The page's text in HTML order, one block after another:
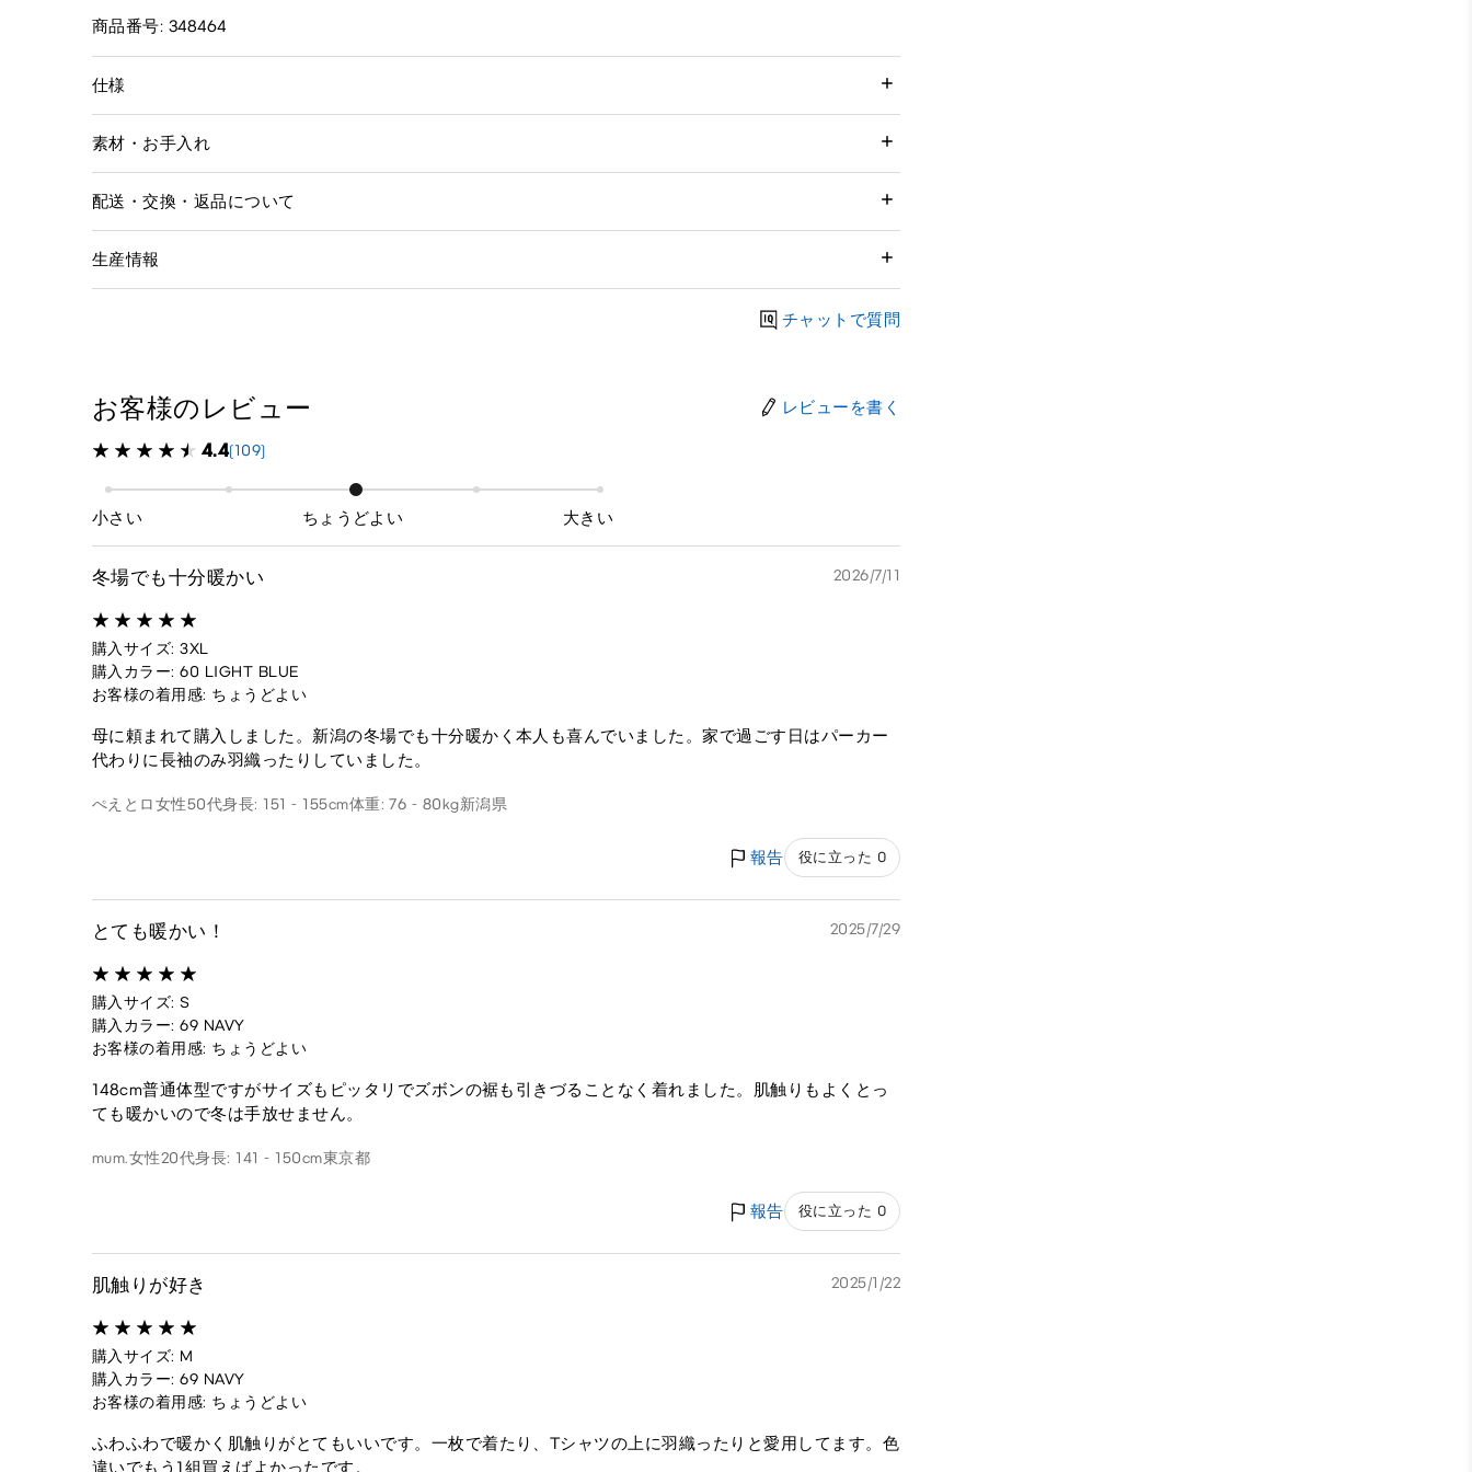
商品番号: 348464
仕様
素材・お手入れ
配送・交換・返品について
生産情報
チャットで質問
お客様のレビュー レビューを書く
4.4(109)
小さい ちょうどよい 大きい
冬場でも十分暖かい 2026/7/11
購入サイズ: 3XL
購入カラー: 60 LIGHT BLUE
お客様の着用感: ちょうどよい
母に頼まれて購入しました。新潟の冬場でも十分暖かく本人も喜んでいました。家で過ごす日はパーカー
代わりに長袖のみ羽織ったりしていました。
ぺえとロ女性50代身長: 151 - 155cm体重: 76 - 80kg新潟県
報告 役に立った 0
とても暖かい！ 2025/7/29
購入サイズ: S
購入カラー: 69 NAVY
お客様の着用感: ちょうどよい
148cm普通体型ですがサイズもピッタリでズボンの裾も引きづることなく着れました。肌触りもよくとっ
ても暖かいので冬は手放せません。
mum.女性20代身長: 141 - 150cm東京都
報告 役に立った 0
肌触りが好き 2025/1/22
購入サイズ: M
購入カラー: 69 NAVY
お客様の着用感: ちょうどよい
ふわふわで暖かく肌触りがとてもいいです。一枚で着たり、Tシャツの上に羽織ったりと愛用してます。色
違いでもう1組買えばよかったです。